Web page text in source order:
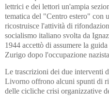
lettrici e dei lettori un'ampia
tematica del "Centro estero" con
ricostruisce l'attività di
socialismo italiano svolta da
1944 accettò di assumere la
Zurigo dopo l'occupazione
Le trascrizioni dei due interventi
Livorno offrono alcuni spunti di
delle cicliche crisi organizzative